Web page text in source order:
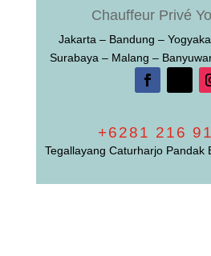
Chauffeur Privé
Jakarta – Bandung –
Surabaya – Malang –
+6281 216
Tegallayang Caturharjo Pandak